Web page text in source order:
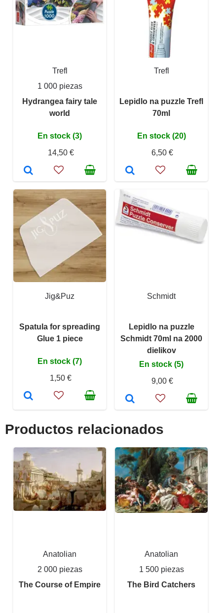
Trefl
1 000 piezas
Hydrangea fairy tale
world
En stock (3)
14,50 €
Trefl
Lepidlo na puzzle Trefl
70ml
En stock (20)
6,50 €
Jig&Puz
Spatula for spreading
Glue 1 piece
En stock (7)
1,50 €
Schmidt
Lepidlo na puzzle
Schmidt 70ml na 2000
dielikov
En stock (5)
9,00 €
Productos relacionados
Anatolian
2 000 piezas
The Course of Empire
Anatolian
1 500 piezas
The Bird Catchers